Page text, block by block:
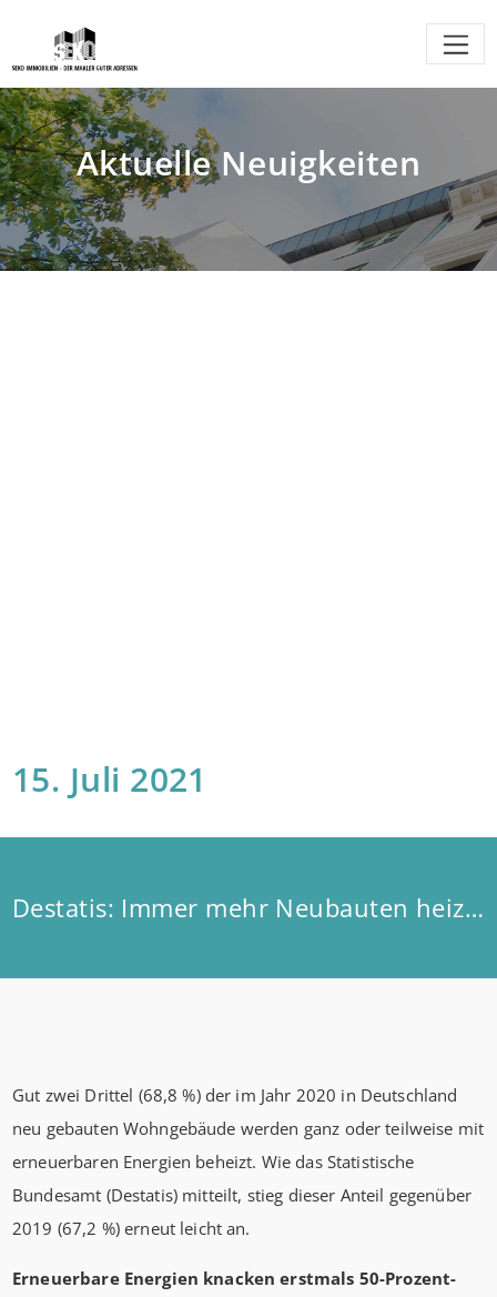
Aktuelle Neuigkeiten
15. Juli 2021
Destatis: Immer mehr Neubauten heizen klimafreundlich
Gut zwei Drittel (68,8 %) der im Jahr 2020 in Deutschland
neu gebauten Wohngebäude werden ganz oder teilweise mit
erneuerbaren Energien beheizt. Wie das Statistische
Bundesamt (Destatis) mitteilt, stieg dieser Anteil gegenüber
2019 (67,2 %) erneut leicht an.
Erneuerbare Energien knacken erstmals 50-Prozent-